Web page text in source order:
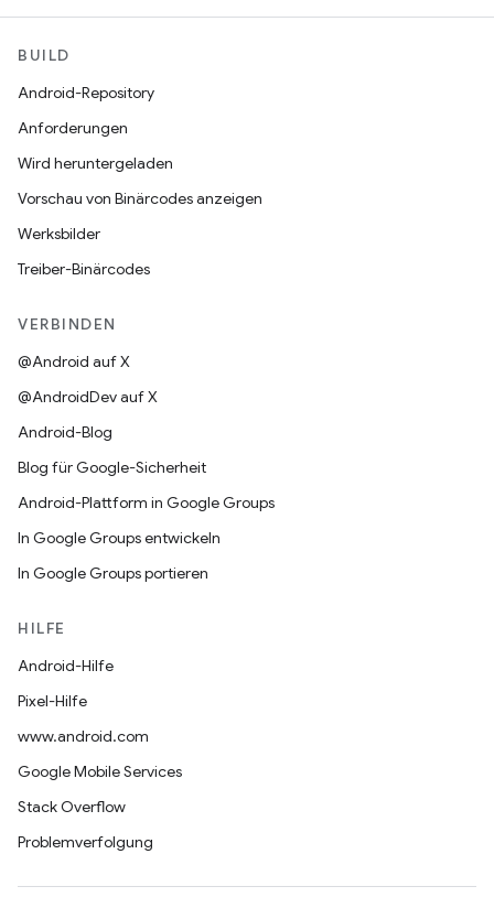
BUILD
Android-Repository
Anforderungen
Wird heruntergeladen
Vorschau von Binärcodes anzeigen
Werksbilder
Treiber-Binärcodes
VERBINDEN
@Android auf X
@AndroidDev auf X
Android-Blog
Blog für Google-Sicherheit
Android-Plattform in Google Groups
In Google Groups entwickeln
In Google Groups portieren
HILFE
Android-Hilfe
Pixel-Hilfe
www.android.com
Google Mobile Services
Stack Overflow
Problemverfolgung